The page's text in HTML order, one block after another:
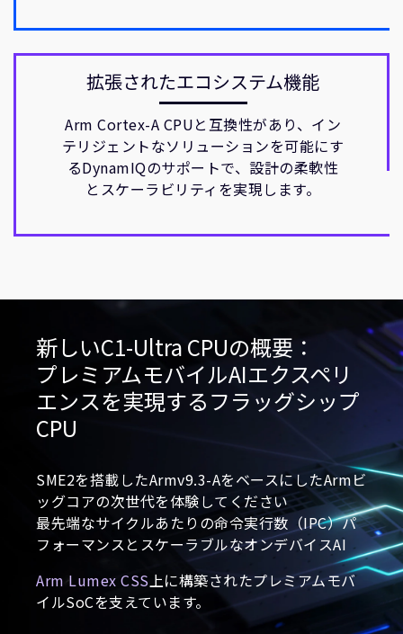
拡張されたエコシステム機能
Arm Cortex-A CPUと互換性があり、イン
テリジェントなソリューションを可能にす
るDynamIQのサポートで、設計の柔軟性
とスケーラビリティを実現します。
新しいC1-Ultra CPUの概要：
プレミアムモバイルAIエクスペリ
エンスを実現するフラッグシップ
CPU
SME2を搭載したArmv9.3-AをベースにしたArmビ
ッグコアの次世代を体験してください
最先端なサイクルあたりの命令実行数（IPC）パ
フォーマンスとスケーラブルなオンデバイスAI
Arm Lumex CSS上に構築されたプレミアムモバ
イルSoCを支えています。